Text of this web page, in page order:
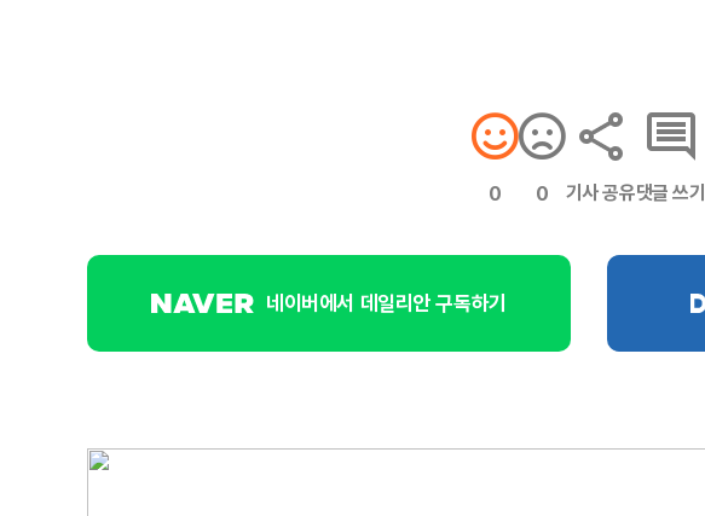
0 0 기사 공유댓글 쓰기
네이버에서 데일리안 구독하기